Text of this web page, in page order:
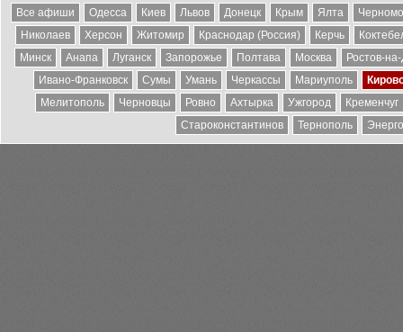
Все афиши Одесса Киев Львов Донецк Крым Ялта
Николаев
Херсон Житомир Краснодар (Россия) Керчь
Минск
Анапа Луганск Запорожье Полтава Москва
Ростов-
Ивано-Франковск
Сумы Умань Черкассы Мариуполь
Мелитополь
Черновцы Ровно Ахтырка Ужгород
Кременчуг
Староконстантинов
Тернополь